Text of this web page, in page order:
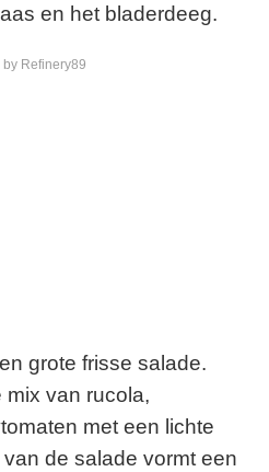
en het bladerdeeg.
Refinery89
grote frisse salade.
van rucola,
met een lichte
de salade vormt een